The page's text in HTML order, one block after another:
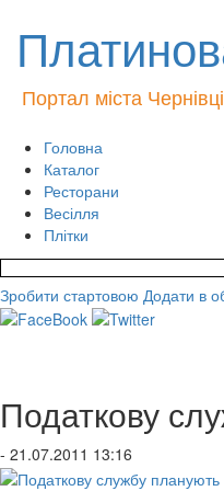
Портал міста
Головна
Каталог
Ресторани
Весілля
Плітки
Зробити стартовою Додати в
Податкову
- 21.07.2011 13:16